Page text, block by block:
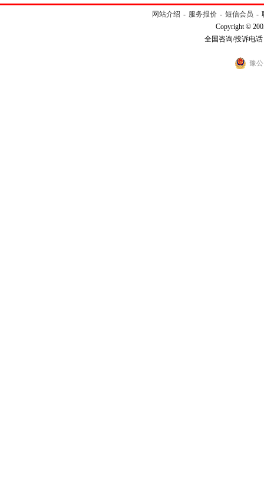
网站介绍 - 服务报价 - 短信会员 -
Copyright ©
全国咨询/投诉电话
豫